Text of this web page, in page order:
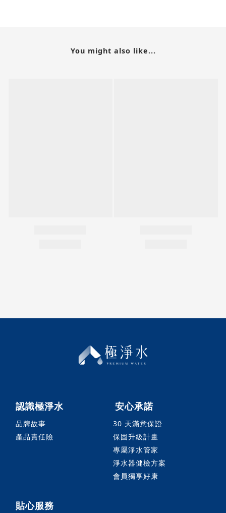
You might also like...
認識極淨水
品牌故事
產品責任險
安心承諾
30 天滿意保證
保固升級計畫
專屬淨水管家
淨水器健檢方案
會員獨享好康
貼心服務